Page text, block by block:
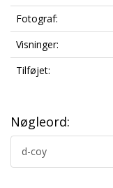
Fotograf:
Visninger:
Tilføjet:
Nøgleord:
d-coy